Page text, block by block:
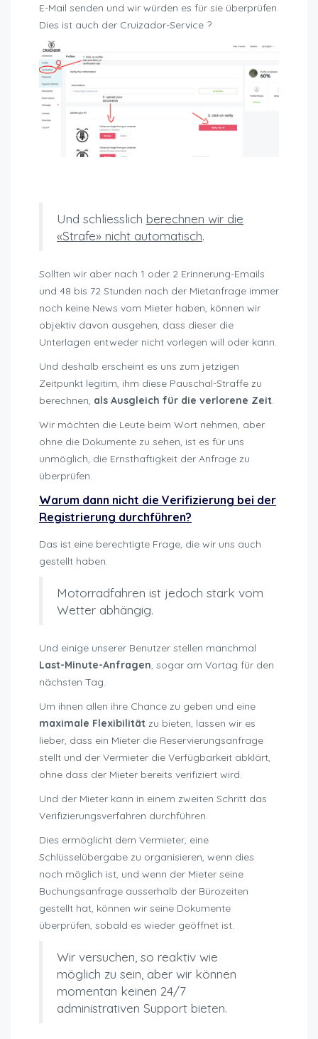
E-Mail senden und wir würden es für sie überprüfen.
Dies ist auch der Cruizador-Service ?
Und schliesslich berechnen wir die
«Strafe» nicht automatisch.
Sollten wir aber nach 1 oder 2 Erinnerung-Emails
und 48 bis 72 Stunden nach der Mietanfrage immer
noch keine News vom Mieter haben, können wir
objektiv davon ausgehen, dass dieser die
Unterlagen entweder nicht vorlegen will oder kann.
Und deshalb erscheint es uns zum jetzigen
Zeitpunkt legitim, ihm diese Pauschal-Straffe zu
berechnen, als Ausgleich für die verlorene Zeit.
Wir möchten die Leute beim Wort nehmen, aber
ohne die Dokumente zu sehen, ist es für uns
unmöglich, die Ernsthaftigkeit der Anfrage zu
überprüfen.
Warum dann nicht die Verifizierung bei der
Registrierung durchführen?
Das ist eine berechtigte Frage, die wir uns auch
gestellt haben.
Motorradfahren ist jedoch stark vom
Wetter abhängig.
Und einige unserer Benutzer stellen manchmal
Last-Minute-Anfragen, sogar am Vortag für den
nächsten Tag.
Um ihnen allen ihre Chance zu geben und eine
maximale Flexibilität zu bieten, lassen wir es
lieber, dass ein Mieter die Reservierungsanfrage
stellt und der Vermieter die Verfügbarkeit abklärt,
ohne dass der Mieter bereits verifiziert wird.
Und der Mieter kann in einem zweiten Schritt das
Verifizierungsverfahren durchführen.
Dies ermöglicht dem Vermieter, eine
Schlüsselübergabe zu organisieren, wenn dies
noch möglich ist, und wenn der Mieter seine
Buchungsanfrage ausserhalb der Bürozeiten
gestellt hat, können wir seine Dokumente
überprüfen, sobald es wieder geöffnet ist.
Wir versuchen, so reaktiv wie
möglich zu sein, aber wir können
momentan keinen 24/7
administrativen Support bieten.